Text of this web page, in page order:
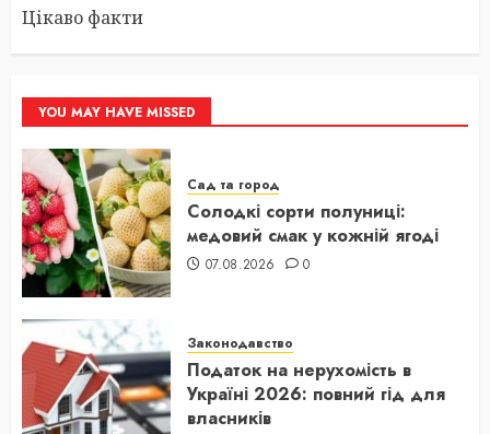
Цікаво факти
YOU MAY HAVE MISSED
Сад та город
Солодкі сорти полуниці:
медовий смак у кожній ягоді
07.08.2026 0
Законодавство
Податок на нерухомість в
Україні 2026: повний гід для
власників